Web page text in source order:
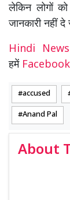
लेकिन लोगों
जानकारी नहीं दे
Hindi
हमें Facebook
accused
Anand Pal
About